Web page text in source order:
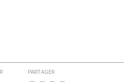
PARTAGER